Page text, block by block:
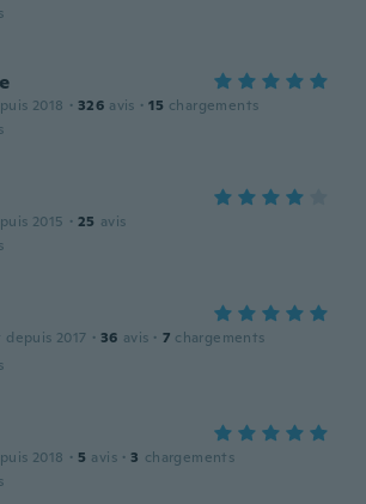
2018 · 326 avis · 15 chargements
2015 · 25 avis
depuis 2017 · 36 avis · 7 chargements
2018 · 5 avis · 3 chargements